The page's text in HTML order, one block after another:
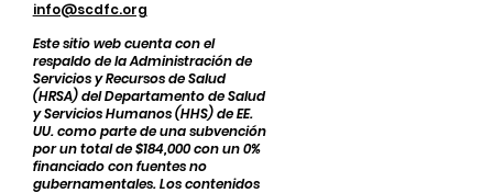
info@scdfc.org
Este sitio web cuenta con el
respaldo de la Administración de
Servicios y Recursos de Salud
(HRSA) del Departamento de Salud
y Servicios Humanos (HHS) de EE.
UU. como parte de una subvención
por un total de $184,000 con un 0%
financiado con fuentes no
gubernamentales. Los contenidos